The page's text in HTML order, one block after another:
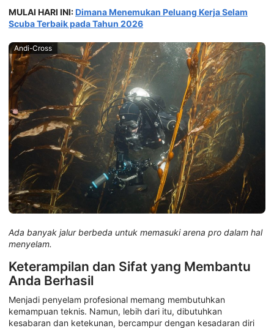
MULAI HARI INI:Dimana Menemukan Peluang Kerja Selam
Scuba Terbaik pada Tahun 2026
Andi-Cross
Ada banyak jalur berbeda untuk memasuki arena pro dalam hal
menyelam.
Keterampilan dan Sifat yang Membantu
Anda Berhasil
Menjadi penyelam profesional memang membutuhkan
kemampuan teknis. Namun, lebih dari itu, dibutuhkan
kesabaran dan ketekunan, bercampur dengan kesadaran diri